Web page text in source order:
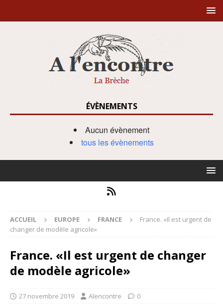
ÉVÈNEMENTS
Aucun évènement
tous les évènements
ACCUEIL EUROPE FRANCE
France. «Il est urgent de
changer de modèle agricole»
France. «Il est urgent de changer
de modèle agricole»
27 novembre 2019 Alencontre 0